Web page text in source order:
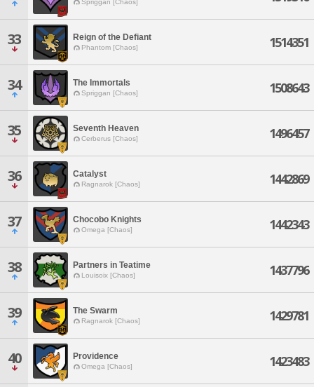
Spriggan [Chaos]
33 Reign of the Defiant
Phantom [Chaos] 1514351
34 The Immortals
Spriggan [Chaos] 1508643
35 Seventh Heaven
Cerberus [Chaos] 1496457
36 Catalyst
Ragnarok [Chaos] 1442869
37 Chocobo Knights
Omega [Chaos] 1442343
38 Partners in Teatime
Louisoix [Chaos] 1437796
39 The Swarm
Ragnarok [Chaos] 1429781
40 Providence
Omega [Chaos] 1423483